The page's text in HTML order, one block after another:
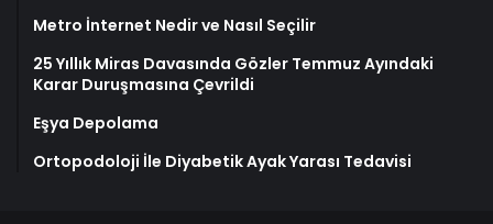
Metro İnternet Nedir ve Nasıl Seçilir
25 Yıllık Miras Davasında Gözler Temmuz Ayındaki
Karar Duruşmasına Çevrildi
Eşya Depolama
Ortopodoloji İle Diyabetik Ayak Yarası Tedavisi